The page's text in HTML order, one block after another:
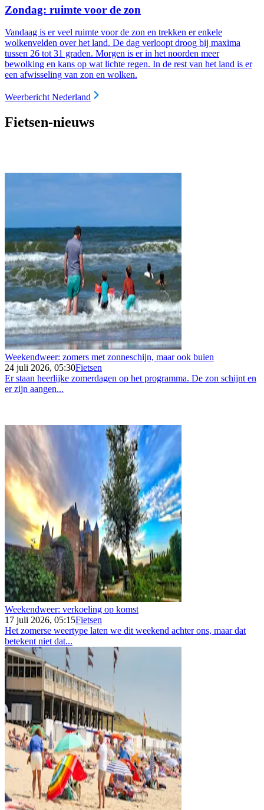
Zondag: ruimte voor de zon
Vandaag is er veel ruimte voor de zon en trekken er enkele
wolkenvelden over het land. De dag verloopt droog bij maxima
tussen 26 tot 31 graden. Morgen is er in het noorden meer
bewolking en kans op wat lichte regen. In de rest van het land is er
een afwisseling van zon en wolken.
Weerbericht Nederland
Fietsen-nieuws
Weekendweer: zomers met zonneschijn, maar ook buien
24 juli 2026, 05:30Fietsen
Er staan heerlijke zomerdagen op het programma. De zon schijnt en
er zijn aangen...
Weekendweer: verkoeling op komst
17 juli 2026, 05:15Fietsen
Het zomerse weertype laten we dit weekend achter ons, maar dat
betekent niet dat...